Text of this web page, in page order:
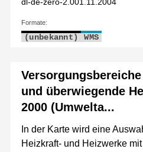
dl-de-zero-2.001.11.2004
Formate:
(unbekannt) WMS
und überwiegende
2000 (Umwelta...
In der Karte wird eine
Heizkraft- und Heizwerke